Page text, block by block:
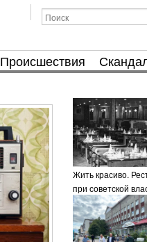
Происшествия
Жить красиво.
при советской